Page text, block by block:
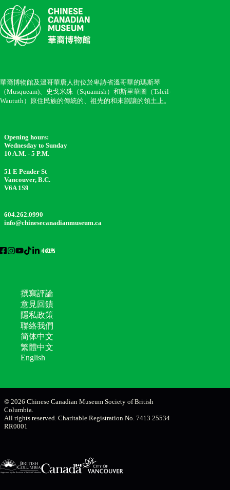
華裔博物館及溫哥華唐人街位於卑詩省溫哥華的瑪斯琴
（Musqueam)、史戈米殊（Squamish）和斯里華圖（Tsleil-
Waututh）原住民族的傳統的、祖先的和未割讓的領土上。
Opening hours:
Wednesday to Sunday
10 A.M. - 5 P.M.
51 E Pender St
Vancouver, B.C.
V6A 1S9
604.262.0990
info@chinesecanadianmuseum.ca
撰寫評論
意見回饋
隱私政策
聯絡我們
简体中文
繁體中文
English
© 2026 Chinese Canadian Museum Society of British
Columbia.
All rights reserved. Charitable Registration No. 7413 25534
RR0001